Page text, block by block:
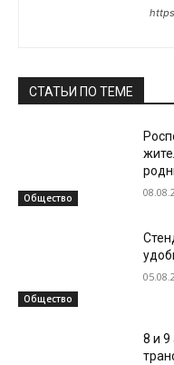
СТАТЬИ ПО ТЕМЕ
Общество
Общество
8 и 9